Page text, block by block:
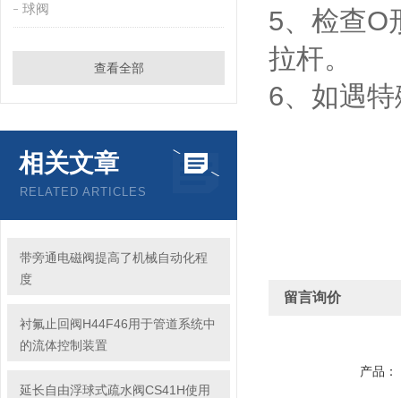
球阀
查看全部
相关文章
RELATED ARTICLES
带旁通电磁阀提高了机械自动化程
度
衬氟止回阀H44F46用于管道系统中
的流体控制装置
延长自由浮球式疏水阀CS41H使用
5、检查O
拉杆。
6、如遇
留言询价
产品：